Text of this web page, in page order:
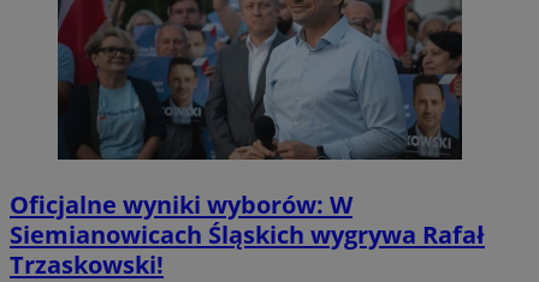
Oficjalne wyniki wyborów: W
Siemianowicach Śląskich wygrywa Rafał
Trzaskowski!